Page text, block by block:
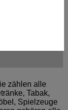
zählen alle
Tabak,
Spielzeuge